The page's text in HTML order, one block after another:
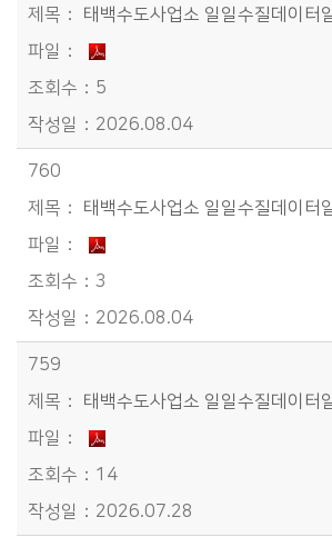
태백수도사업소 일일수질데이
5
2026.08.04
760
태백수도사업소 일일수질데이
3
2026.08.04
759
태백수도사업소 일일수질데이
14
2026.07.28